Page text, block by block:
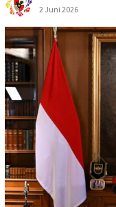
2 Juni 2026